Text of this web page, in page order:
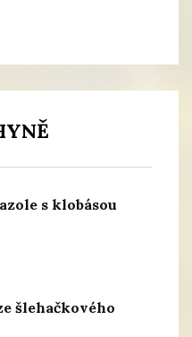
s klobásou
šlehačkového